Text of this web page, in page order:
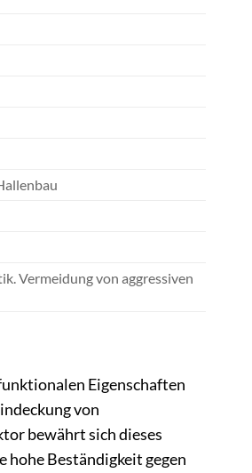
Vermeidung von aggressiven
Eigenschaften
von
bewährt sich dieses
hohe Beständigkeit gegen